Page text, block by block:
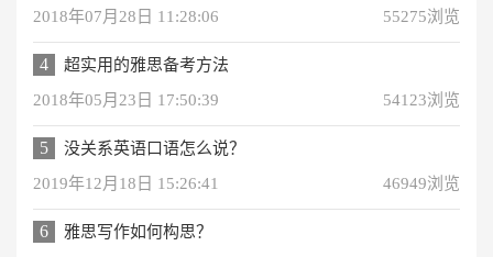
2018年07月28日 11:28:06
55275浏览
4
超实用的雅思备考方法
2018年05月23日 17:50:39
54123浏览
5
没关系英语口语怎么说？
2019年12月18日 15:26:41
46949浏览
6
雅思写作如何构思？